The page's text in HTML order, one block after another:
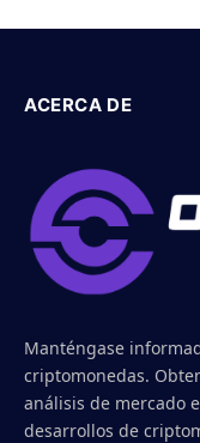
ACERCA DE
Manténgase
criptomonedas.
análisis de mercado
desarrollos de